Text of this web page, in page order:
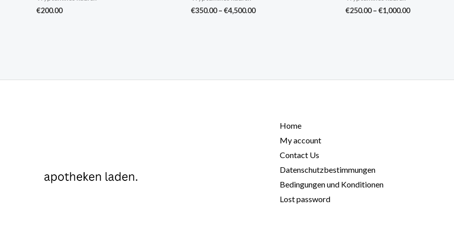
€200.00 €350.00 – €4,500.00 €250.00 – €1,000.00
Home
My account
Contact Us
Datenschutzbestimmungen
Bedingungen und Konditionen
Lost password